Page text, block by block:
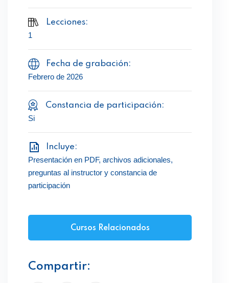
Lecciones:
1
Fecha de grabación:
Febrero de 2026
Constancia de participación:
Si
Incluye:
Presentación en PDF, archivos adicionales,
preguntas al instructor y constancia de
participación
Cursos Relacionados
Compartir: